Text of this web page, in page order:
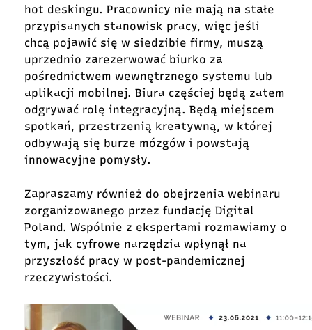
hot deskingu. Pracownicy nie mają na stałe
przypisanych stanowisk pracy, więc jeśli
chcą pojawić się w siedzibie firmy, muszą
uprzednio zarezerwować biurko za
pośrednictwem wewnętrznego systemu lub
aplikacji mobilnej. Biura częściej będą zatem
odgrywać rolę integracyjną. Będą miejscem
spotkań, przestrzenią kreatywną, w której
odbywają się burze mózgów i powstają
innowacyjne pomysły.
Zapraszamy również do obejrzenia webinaru
zorganizowanego przez fundację Digital
Poland. Wspólnie z ekspertami rozmawiamy o
tym, jak cyfrowe narzędzia wpłynął na
przyszłość pracy w post-pandemicznej
rzeczywistości.